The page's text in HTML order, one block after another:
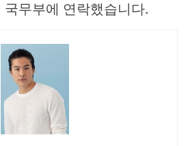
무부에 연락했습니다.